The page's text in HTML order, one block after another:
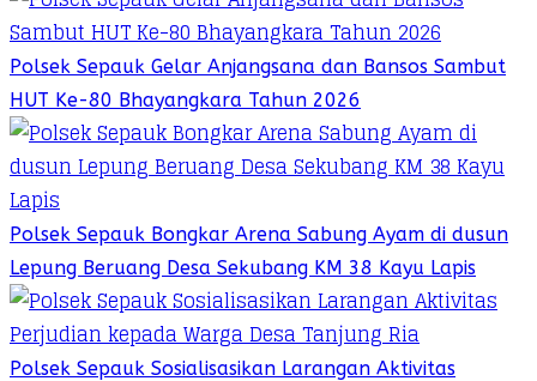
Polsek Sepauk Gelar Anjangsana dan Bansos Sambut
HUT Ke-80 Bhayangkara Tahun 2026
Polsek Sepauk Bongkar Arena Sabung Ayam di dusun
Lepung Beruang Desa Sekubang KM 38 Kayu Lapis
Polsek Sepauk Sosialisasikan Larangan Aktivitas